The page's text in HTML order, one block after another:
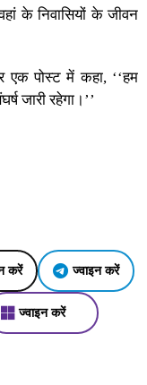
के निवासियों के जीवन
एक पोस्ट में कहा, ‘‘हम
जारी रहेगा।’’
करें ज्वाइन करें
ज्वाइन करें